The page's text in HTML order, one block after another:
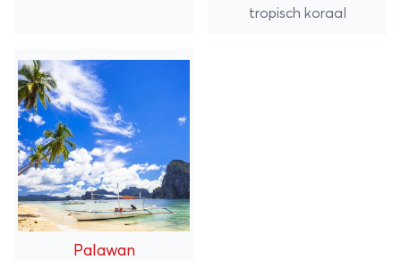
tropisch koraal
Palawan